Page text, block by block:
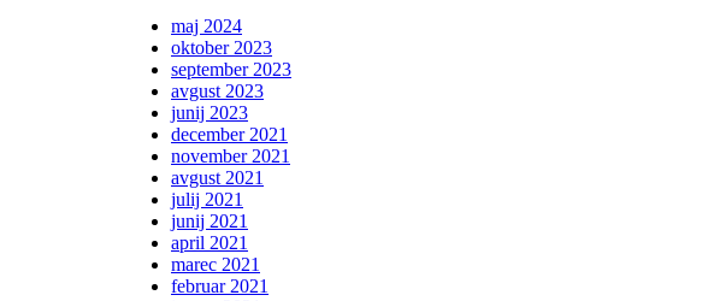
maj 2024
oktober 2023
september 2023
avgust 2023
junij 2023
december 2021
november 2021
avgust 2021
julij 2021
junij 2021
april 2021
marec 2021
februar 2021